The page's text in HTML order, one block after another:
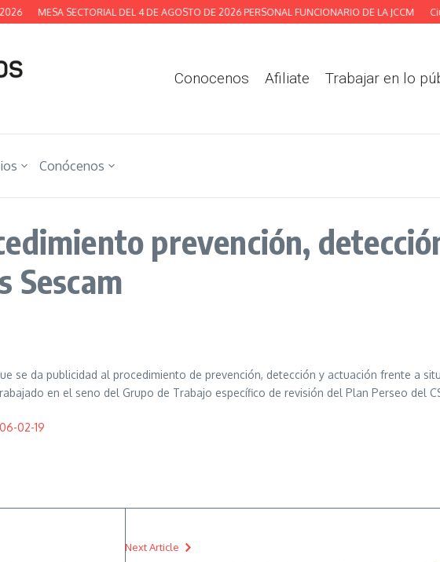
MESA SECTORIAL DEL 4 DE AGOSTO DE 2026 PERSONAL FUNCIONARIO DE LA JCCM
Conocenos Afiliate Trabajar en lo
Conócenos
prevención,
Sescam
se da publicidad al procedimiento de prevención, detección y actuación frente a
en el seno del Grupo de Trabajo específico de revisión del Plan Perseo del
02-19
Next Article